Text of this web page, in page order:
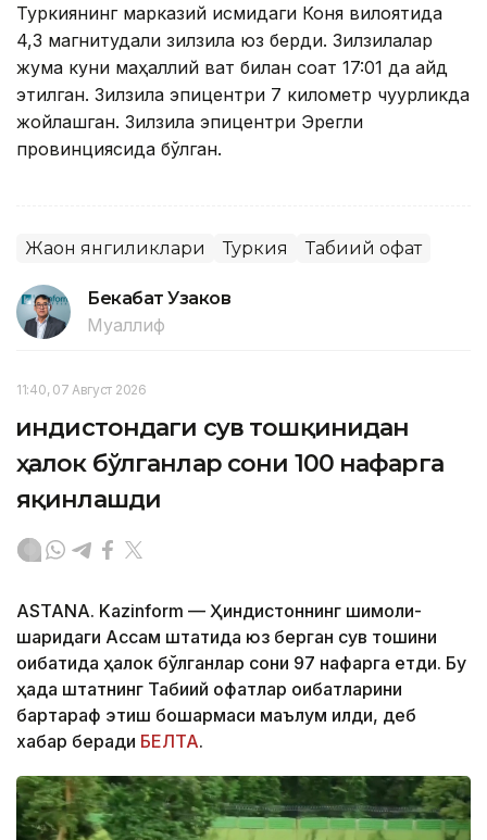
Туркиянинг марказий қисмидаги Коня вилоятида
4,3 магнитудали зилзила юз берди. Зилзилалар
жума куни маҳаллий вақт билан соат 17:01 да қайд
этилган. Зилзила эпицентри 7 километр чуқурликда
жойлашган. Зилзила эпицентри Эрегли
провинциясида бўлган.
Жаҳон янгиликлари Туркия Табиий офат
Бекабат Узаков
Муаллиф
11:40, 07 Август 2026
Ҳиндистондаги сув тошқинидан
ҳалок бўлганлар сони 100 нафарга
яқинлашди
ASTANA. Kazinform — Ҳиндистоннинг шимоли-
шарқидаги Ассам штатида юз берган сув тошқини
оқибатида ҳалок бўлганлар сони 97 нафарга етди. Бу
ҳақда штатнинг Табиий офатлар оқибатларини
бартараф этиш бошқармаси маълум қилди, деб
хабар беради БЕЛТА.